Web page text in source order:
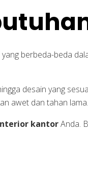
berbeda-beda
desain yang
awet dan tahan lama.
kantorAnda.